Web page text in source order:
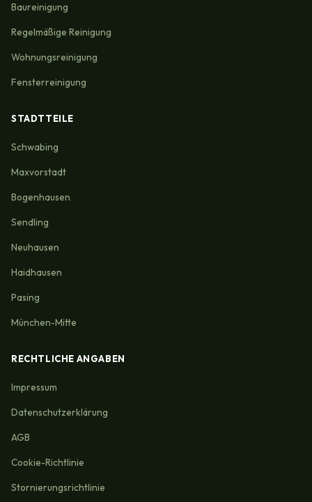
Baureinigung
Regelmäßige Reinigung
Wohnungsreinigung
Fensterreinigung
STADTTEILE
Schwabing
Maxvorstadt
Bogenhausen
Sendling
Neuhausen
Haidhausen
Pasing
München-Mitte
RECHTLICHE ANGABEN
Impressum
Datenschutzerklärung
AGB
Cookie-Richtlinie
Stornierungsrichtlinie